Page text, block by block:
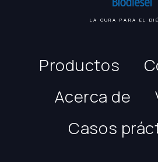
LA CURA PARA EL
Productos
Acerca de
Casos